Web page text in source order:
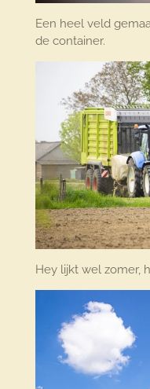
Een heel veld
de container.
Hey lijkt wel zomer,